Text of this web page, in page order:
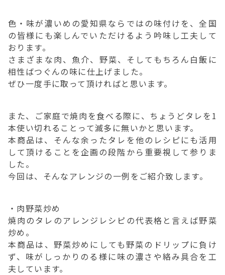
色・味が濃いめの愛知県ならではの味付けを、全国
の皆様にも楽しんでいただけるよう吟味し工夫して
おります。
さまざまな肉、魚介、野菜、そしてもちろん白飯に
相性ばつぐんの味に仕上げました。
ぜひ一度手に取って頂ければと思います。
また、ご家庭で焼肉を食べる際に、ちょうどタレを1
本使い切れることって滅多に無いかと思います。
本商品は、そんな余ったタレを他のレシピにも活用
して頂けることを企画の段階から重要視して参りま
した。
今回は、そんなアレンジの一例をご紹介致します。
・肉野菜炒め
焼肉のタレのアレンジレシピの代表格と言えば野菜
炒め。
本商品は、野菜炒めにしても野菜のドリップに負け
ず、味がしっかりのる様に味の濃さや絡み具合を工
夫しています。